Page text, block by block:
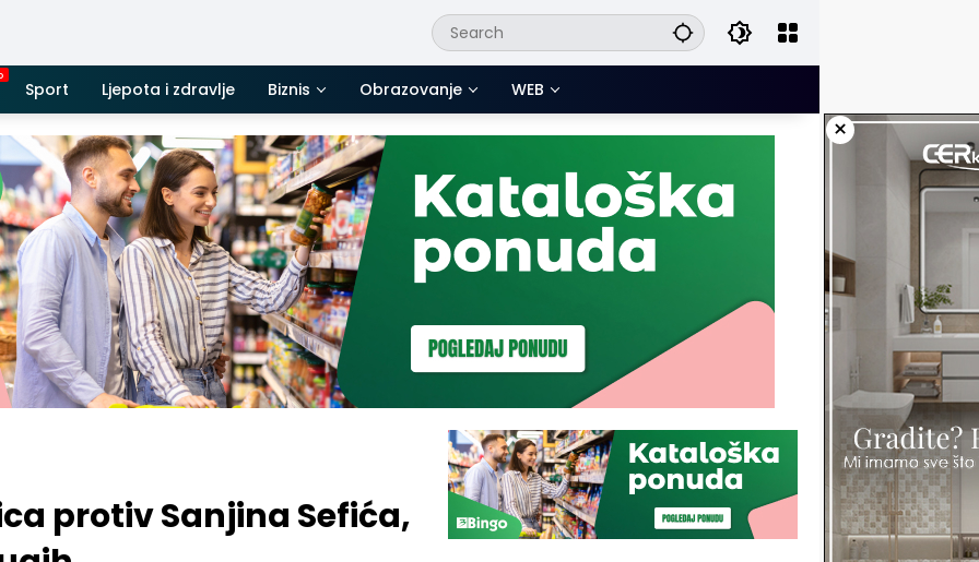
Sport Ljepota i zdravlje Biznis Obrazovanje WEB
×
protiv Sanjina Sefića,